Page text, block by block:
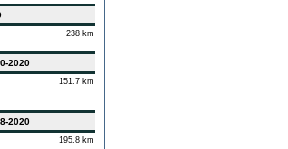
238 km
2020
151.7 km
2020
195.8 km